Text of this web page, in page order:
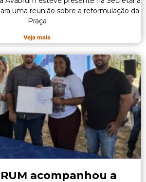
uma reunião sobre a reformulação da
Praça
Veja mais
acompanhou a